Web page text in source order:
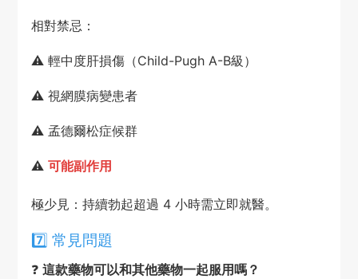
相對禁忌：
⚠️ 輕中度肝損傷（Child-Pugh A-B級）
⚠️ 視網膜病變患者
⚠️ 孟德爾松症候群
⚠️ 可能副作用
極少見：持續勃起超過 4 小時需立即就醫。
7️⃣ 常見問題
❓ 這款藥物可以和其他藥物一起服用嗎？